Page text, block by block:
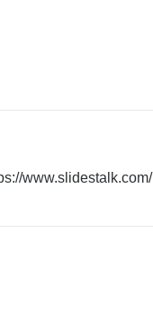
www.slidestalk.com/